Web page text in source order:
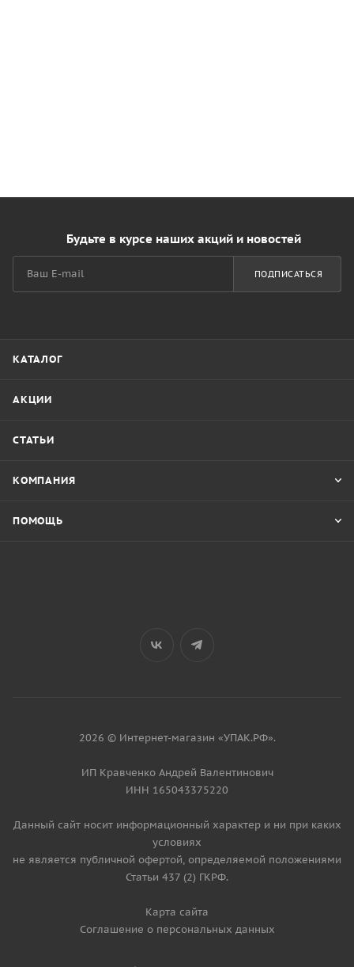
Будьте в курсе наших акций и новостей
ПОДПИСАТЬСЯ
КАТАЛОГ
АКЦИИ
СТАТЬИ
КОМПАНИЯ
ПОМОЩЬ
2026 © Интернет-магазин «УПАК.РФ».
ИП Кравченко Андрей Валентинович
ИНН 165043375220
Данный сайт носит информационный характер и ни при каких
условиях
не является публичной офертой, определяемой положениями
Статьи 437 (2) ГКРФ.
Карта сайта
Соглашение о персональных данных